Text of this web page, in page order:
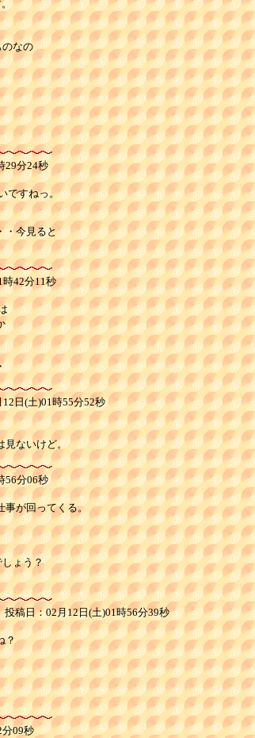
のなの
29分24秒
ですねっ。
・今見ると
42分11秒
日(土)01時55分52秒
見ないけど。
56分06秒
が回ってくる。
ょう？
稿日：02月12日(土)01時56分39秒
？
09秒